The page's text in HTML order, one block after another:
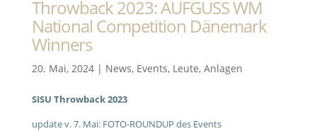
Throwback 2023: AUFGUSS WM
National Competition Dänemark
Winners
20. Mai, 2024| News, Events, Leute, Anlagen
SISU Throwback 2023
update v. 7. Mai: FOTO-ROUNDUP des Events